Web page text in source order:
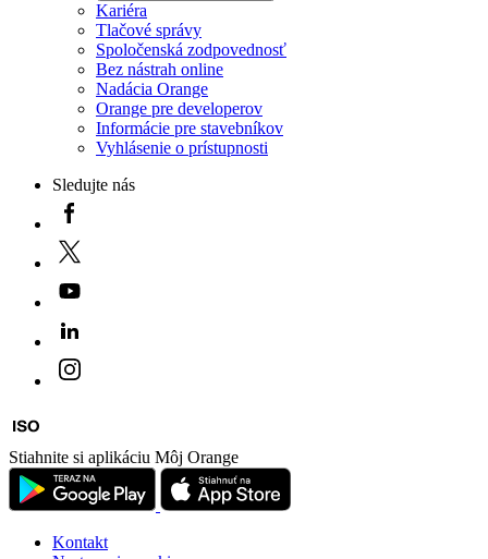
Kariéra
Tlačové správy
Spoločenská zodpovednosť
Bez nástrah online
Nadácia Orange
Orange pre developerov
Informácie pre stavebníkov
Vyhlásenie o prístupnosti
Sledujte nás
Stiahnite si aplikáciu Môj Orange
Kontakt